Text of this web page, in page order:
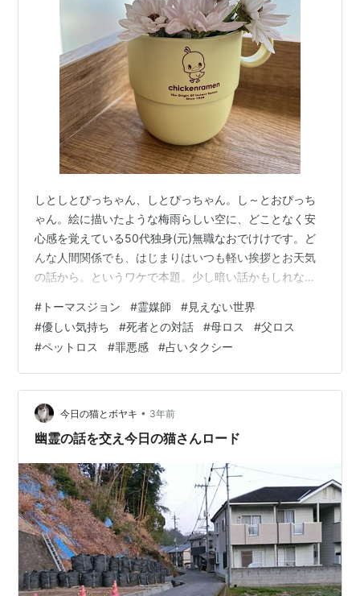
しとしとぴっちゃん、しとぴっちゃん。し～とおぴっち
ゃん。絵に描いたような梅雨らしい空に、どことなく安
心感を覚えている50代独身(元)無職なおでけけです。ど
んな人間関係でも、はじまりはいつも軽い挨拶とお天気
の話から。というワケで本題。少し暗い話かもしれない
大切な人(ペット)を亡くした時を経験した方。 沢山の後
悔と感謝を伝えたい人が大半だと思うんです。その喪失
感で時が、心が止まったまま。亡くなった大切な人に会
いたい。話したい、詫びたい、伝えたい。そんな思いと
想い出を抱えながら、生きてると思うんです。 って他人
のことじゃあなくて、わたしがそうなんです…
# トーマスジョン #霊媒師 #見えない世界
#優しい気持ち #死者との対話 #母ロス #父ロス
#ペットロス #罪悪感 #占いタクシー
今日の猫とボヤキ • 3年前
幽霊の話を交え今日の猫さんロード